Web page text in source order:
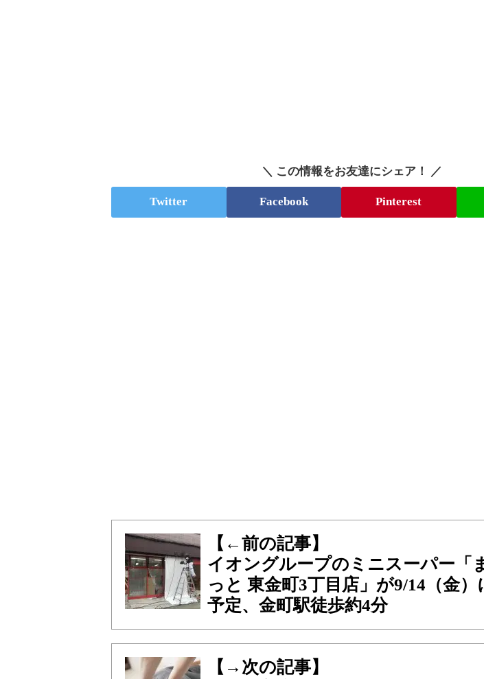
＼ この情報をお友達にシェア！ ／
Twitter Facebook Pinterest
【←前の記事】
イオングループのミニスーパー「
っと 東金町3丁目店」が9/14（金
予定、金町駅徒歩約4分
【→次の記事】